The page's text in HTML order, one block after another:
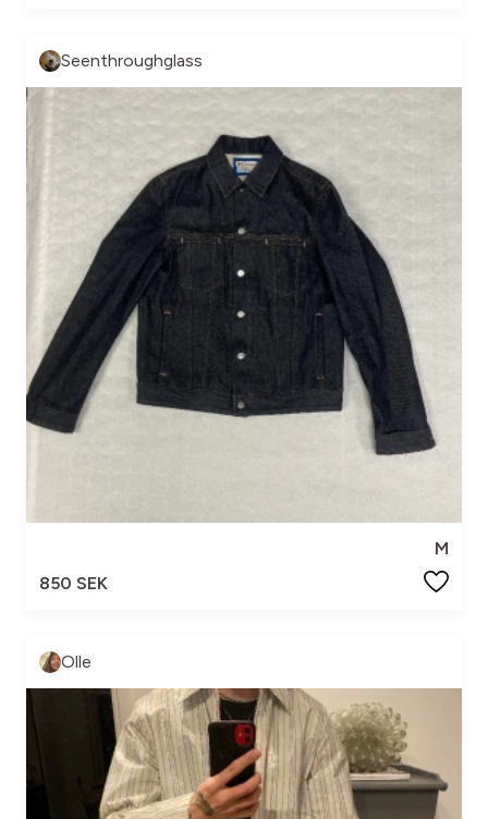
Seenthroughglass
M
850 SEK
Olle